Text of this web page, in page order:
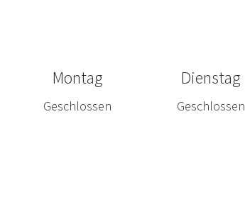
Montag
Geschlossen
Dienstag
Geschlossen